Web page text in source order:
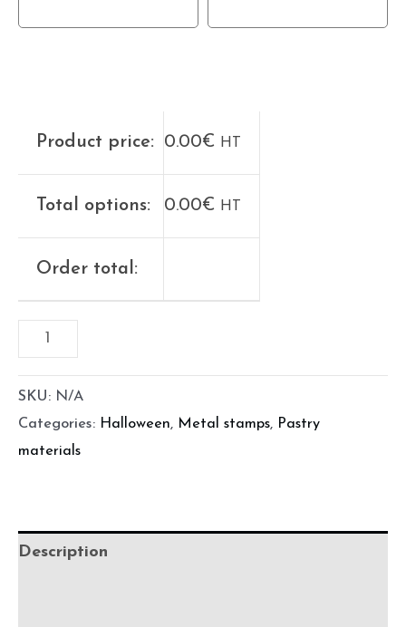
Product price: 0.00€ HT
Total options: 0.00€ HT
Order total:
SKU: N/A
Categories: Halloween, Metal stamps, Pastry
materials
Description